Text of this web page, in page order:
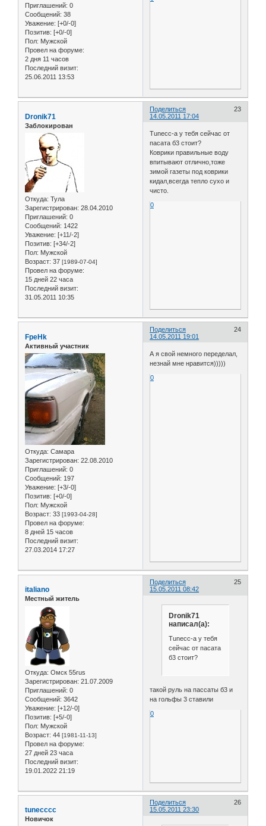
Приглашений: 0
Сообщений: 38
Уважение: [+0/-0]
Позитив: [+0/-0]
Пол: Мужской
Провел на форуме:
2 дня 11 часов
Последний визит:
25.06.2011 13:53
Поделиться
23
14.05.2011 17:04
Dronik71
Заблокирован
Откуда: Тула
Зарегистрирован: 28.04.2010
Приглашений: 0
Сообщений: 1422
Уважение: [+11/-2]
Позитив: [+34/-2]
Пол: Мужской
Возраст: 37 [1989-07-04]
Провел на форуме:
15 дней 22 часа
Последний визит:
31.05.2011 10:35
Tunecc-а у тебя сейчас от
пасата б3 стоит?
Коврики правильные воду
впитывают отлично,тоже
зимой газеты под коврики
кидал,всегда тепло сухо и
чисто.
0
Поделиться
24
14.05.2011 19:01
FpeHk
Активный участник
Откуда: Самара
Зарегистрирован: 22.08.2010
Приглашений: 0
Сообщений: 197
Уважение: [+3/-0]
Позитив: [+0/-0]
Пол: Мужской
Возраст: 33 [1993-04-28]
Провел на форуме:
8 дней 15 часов
Последний визит:
27.03.2014 17:27
А я свой немного переделал,
незнай мне нравится)))))
0
Поделиться
25
15.05.2011 08:42
italiano
Местный житель
Откуда: Омск 55rus
Зарегистрирован: 21.07.2009
Приглашений: 0
Сообщений: 3642
Уважение: [+12/-0]
Позитив: [+5/-0]
Пол: Мужской
Возраст: 44 [1981-11-13]
Провел на форуме:
27 дней 23 часа
Последний визит:
19.01.2022 21:19
Dronik71
написал(а):
Tunecc-а у тебя
сейчас от пасата
б3 стоит?
такой руль на пассаты б3 и
на гольфы 3 ставили
0
Поделиться
26
15.05.2011 23:30
tunecccc
Новичок